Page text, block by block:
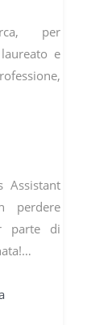
per
e
Assistant
perdere
parte di